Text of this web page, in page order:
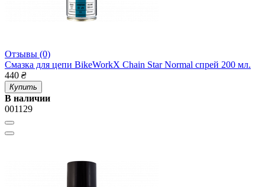
Отзывы (0)
Смазка для цепи BikeWorkX Chain Star Normal спрей 200 мл.
440 ₴
Купить
В наличии
001129